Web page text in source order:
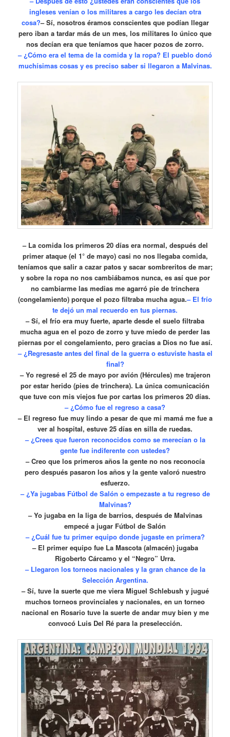
ingleses venían o los militares a cargo les decían otra
cosa?– Sí, nosotros éramos conscientes que podían llegar
pero iban a tardar más de un mes, los militares lo único que
nos decían era que teníamos que hacer pozos de zorro.
– ¿Cómo era el tema de la comida y la ropa? El pueblo donó
muchísimas cosas y es preciso saber si llegaron a Malvinas.
– La comida los primeros 20 días era normal, después del
primer ataque (el 1° de mayo) casi no nos llegaba comida,
teníamos que salir a cazar patos y sacar sombreritos de mar;
y sobre la ropa no nos cambiábamos nunca, es así que por
no cambiarme las medias me agarró pie de trinchera
(congelamiento) porque el pozo filtraba mucha agua.– El frío
te dejó un mal recuerdo en tus piernas.
– Sí, el frío era muy fuerte, aparte desde el suelo filtraba
mucha agua en el pozo de zorro y tuve miedo de perder las
piernas por el congelamiento, pero gracias a Dios no fue así.
– ¿Regresaste antes del final de la guerra o estuviste hasta el
final?
– Yo regresé el 25 de mayo por avión (Hércules) me trajeron
por estar herido (pies de trinchera). La única comunicación
que tuve con mis viejos fue por cartas los primeros 20 días.
– ¿Cómo fue el regreso a casa?
– El regreso fue muy lindo a pesar de que mi mamá me fue a
ver al hospital, estuve 25 días en silla de ruedas.
– ¿Crees que fueron reconocidos como se merecían o la
gente fue indiferente con ustedes?
– Creo que los primeros años la gente no nos reconocía
pero después pasaron los años y la gente valoró nuestro
esfuerzo.
– ¿Ya jugabas Fútbol de Salón o empezaste a tu regreso de
Malvinas?
– Yo jugaba en la liga de barrios, después de Malvinas
empecé a jugar Fútbol de Salón
– ¿Cuál fue tu primer equipo donde jugaste en primera?
– El primer equipo fue La Mascota (almacén) jugaba
Rigoberto Cárcamo y el “Negro” Urra.
– Llegaron los torneos nacionales y la gran chance de la
Selección Argentina.
– Sí, tuve la suerte que me viera Miguel Schlebush y jugué
muchos torneos provinciales y nacionales, en un torneo
nacional en Rosario tuve la suerte de andar muy bien y me
convocó Luis Del Ré para la preselección.